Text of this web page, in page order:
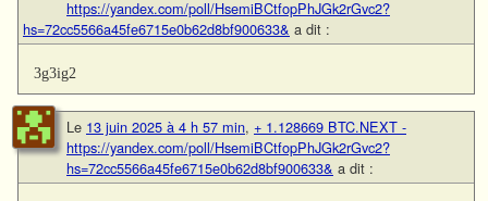
https://yandex.com/poll/HsemiBCtfopPhJGk2rGvc2?
hs=72cc5566a45fe6715e0b62d8bf900633& a dit :
3g3ig2
Le 13 juin 2025 à 4 h 57 min, + 1.128669 BTC.NEXT -
https://yandex.com/poll/HsemiBCtfopPhJGk2rGvc2?
hs=72cc5566a45fe6715e0b62d8bf900633& a dit :